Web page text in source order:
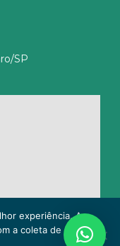
SP
experiência. Ao
a coleta de dados.